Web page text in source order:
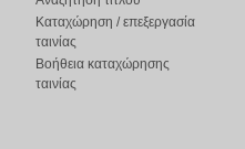
Καταχώρηση / επεξεργασία
ταινίας
Βοήθεια καταχώρησης
ταινίας